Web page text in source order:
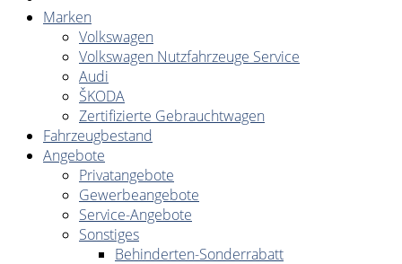
Marken
Volkswagen
Volkswagen Nutzfahrzeuge Service
Audi
ŠKODA
Zertifizierte Gebrauchtwagen
Fahrzeugbestand
Angebote
Privatangebote
Gewerbeangebote
Service-Angebote
Sonstiges
Behinderten-Sonderrabatt